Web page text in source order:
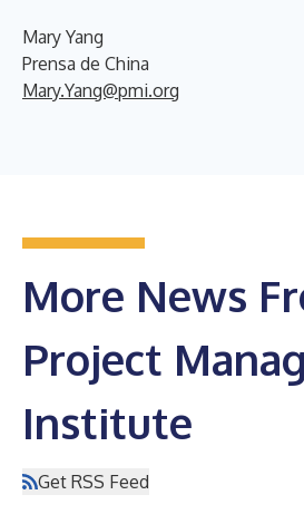
Mary Yang
Prensa de China
Mary.Yang@pmi.org
More News
Project
Institute
Get RSS Feed